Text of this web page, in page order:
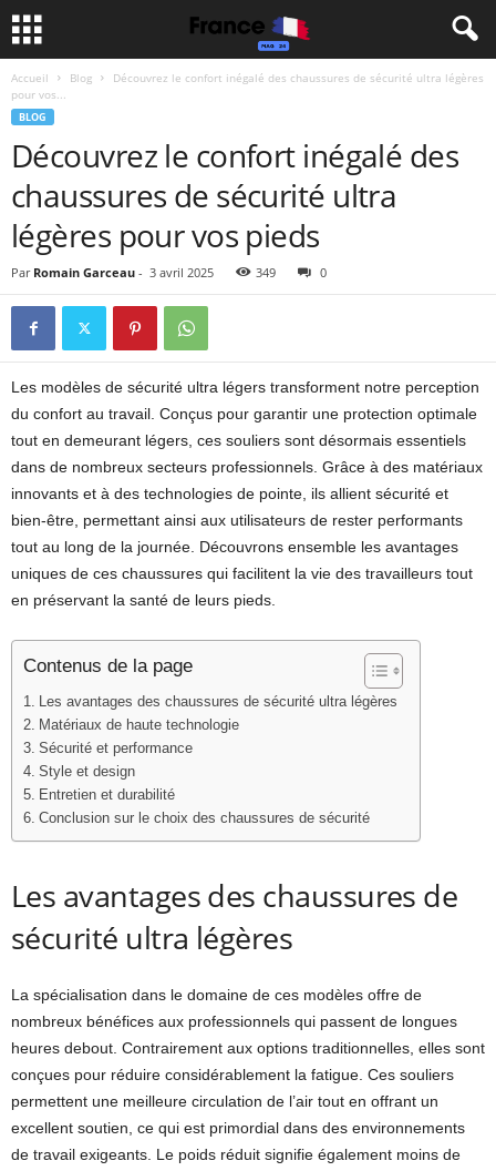
Accueil Blog
Découvrez le confort inégalé des chaussures de sécurité ultra légères
pour vos...
BLOG
Découvrez le confort inégalé des
chaussures de sécurité ultra
légères pour vos pieds
Par Romain Garceau - 3 avril 2025 349 0
Les modèles de sécurité ultra légers transforment notre perception
du confort au travail. Conçus pour garantir une protection optimale
tout en demeurant légers, ces souliers sont désormais essentiels
dans de nombreux secteurs professionnels. Grâce à des matériaux
innovants et à des technologies de pointe, ils allient sécurité et
bien-être, permettant ainsi aux utilisateurs de rester performants
tout au long de la journée. Découvrons ensemble les avantages
uniques de ces chaussures qui facilitent la vie des travailleurs tout
en préservant la santé de leurs pieds.
Contenus de la page
Les avantages des chaussures de sécurité ultra légères
Matériaux de haute technologie
Sécurité et performance
Style et design
Entretien et durabilité
Conclusion sur le choix des chaussures de sécurité
Les avantages des chaussures de
sécurité ultra légères
La spécialisation dans le domaine de ces modèles offre de
nombreux bénéfices aux professionnels qui passent de longues
heures debout. Contrairement aux options traditionnelles, elles sont
conçues pour réduire considérablement la fatigue. Ces souliers
permettent une meilleure circulation de l’air tout en offrant un
excellent soutien, ce qui est primordial dans des environnements
de travail exigeants. Le poids réduit signifie également moins de